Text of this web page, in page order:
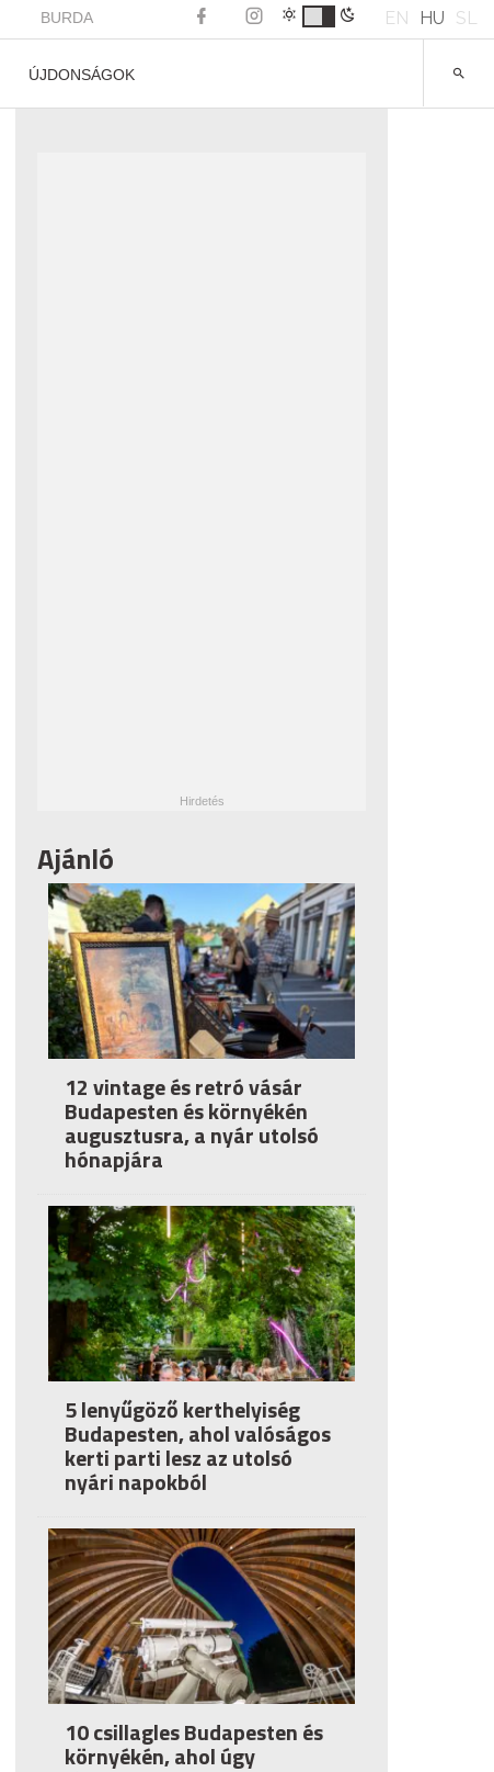
BURDA EN HU SL
ÚJDONSÁGOK
Ajánló
12 vintage és retró vásár
Budapesten és környékén
augusztusra, a nyár utolsó
hónapjára
5 lenyűgöző kerthelyiség
Budapesten, ahol valóságos
kerti parti lesz az utolsó
nyári napokból
10 csillagles Budapesten és
környékén, ahol úgy